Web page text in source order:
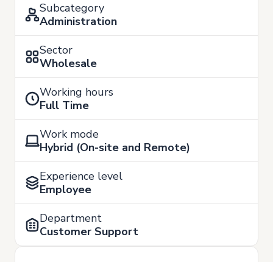
Subcategory
Administration
Sector
Wholesale
Working hours
Full Time
Work mode
Hybrid (On-site and Remote)
Experience level
Employee
Department
Customer Support